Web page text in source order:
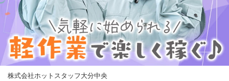
株式会社ホットスタッフ大分中央